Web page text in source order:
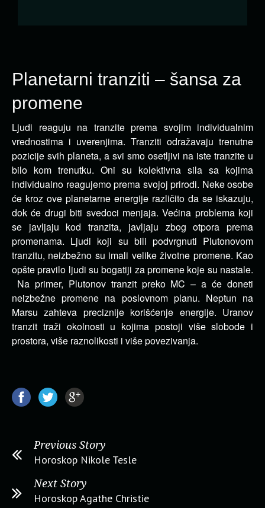
Planetarni tranziti – šansa za
promene
Ljudi reaguju na tranzite prema svojim individualnim
vrednostima i uverenjima. Tranziti odražavaju trenutne
pozicije svih planeta, a svi smo osetljivi na iste tranzite u
bilo kom trenutku. Oni su kolektivna sila sa kojima
individualno reagujemo prema svojoj prirodi. Neke osobe
će kroz ove planetarne energije različito da se iskazuju,
dok će drugi biti svedoci menjaja. Većina problema koji
se javljaju kod tranzita, javljaju zbog otpora prema
promenama. Ljudi koji su bili podvrgnuti Plutonovom
tranzitu, neizbežno su imali velike životne promene. Kao
opšte pravilo ljudi su bogatiji za promene koje su nastale.
Na primer, Plutonov tranzit preko MC – a će doneti
neizbežne promene na poslovnom planu. Neptun na
Marsu zahteva preciznije korišćenje energije. Uranov
tranzit traži okolnosti u kojima postoji više slobode i
prostora, više raznolikosti i više povezivanja.
Previous Story
Horoskop Nikole Tesle
Next Story
Horoskop Agathe Christie